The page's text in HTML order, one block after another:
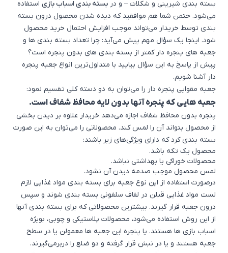
بسته بندی شیرینی و شکلات – و در بسته بندی اسباب بازی استفاده
می‌شود. حتمن شما هم موافقید که دیده شدن محصول درون بسته
بندی توسط خریدار می‌تواند موجب افزایش احتمال خرید محصول
شود. اینجا یک سؤال مهم پیش می‌آید: چرا تعداد بسته بندی ها و
جعبه های پنجره دار کمتر از بسته بندی های بدون پنجره است؟
پیش از پاسخ به این سؤال بیایید با متداول‌ترین انواع جعبه پنجره
دار آشنا شویم.
جعبه مقوایی پنجره دار را می‌توان به دو دسته کلی تقسیم نمود:
جعبه هایی که پنجره آنها بدون لایه محافظ شفاف است.
پنجره بدون محافظ شفاف اجازه می‌دهد خریدار علاوه بر دیدن بخشی
از محصول بتواند آن را لمس کند. محصولاتی را می‌توان به این صورت
بسته بندی کرد که دارای ویژگی‌های زیر باشند:
محصول یک تکه باشد.
محصولات خوراکی یا بهداشتی نباشد.
لمس محصول موجب صدمه دیدن آن نشود.
درصورت استفاده از این نوع جعبه برای بسته بندی مواد غذایی لازم
لست مواد غذایی قبلن در لفاف سلفونی بسته بندی شوند و سپس
درون جعبه قرار گیرند. بیشترین محصولاتی که برای بسته بندی آنها
از این روش استفاده می‌شود، محصولات پلاستیکی و چوبی، بویژه
اسباب بازی ها هستند. یا پنجره این جعبه ها معمولن یا در سطح
جعبه هستند و یا در نبش قرار گرفته و دو ضلع را دربرمی‌گیرند.